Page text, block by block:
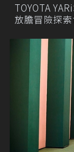
TOYOTA
放膽冒險探